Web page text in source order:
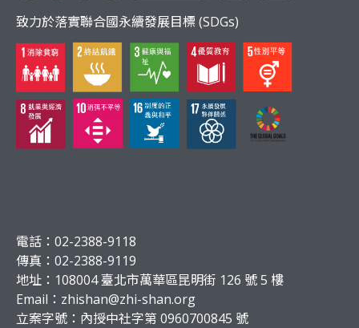
致力於落實聯合國永續發展目標 (SDGs)
電話：02-2388-9118
傳真：02-2388-9119
地址：108004 臺北市萬華區昆明街 126 號 5 樓
Email： zhishan@zhi-shan.org
立案字號：內授中社字第 0960700845 號